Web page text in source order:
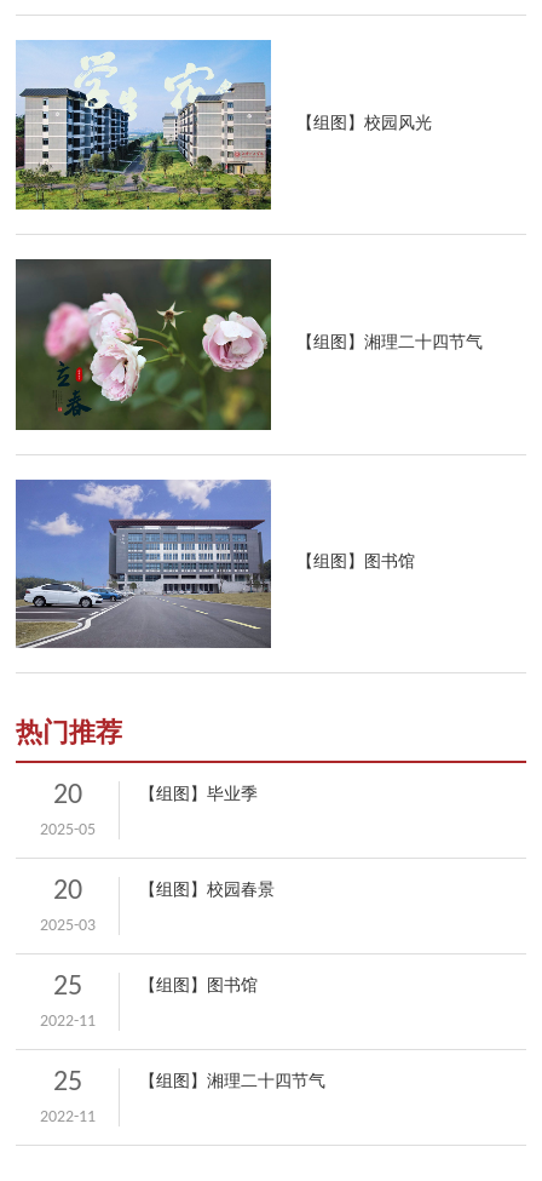
【组图】校园风光
【组图】湘理二十四节气
【组图】图书馆
热门推荐
20
2025-05
【组图】毕业季
20
2025-03
【组图】校园春景
25
2022-11
【组图】图书馆
25
2022-11
【组图】湘理二十四节气